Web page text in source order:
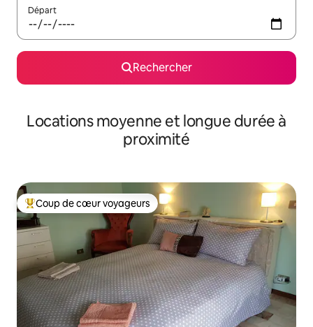
Départ
Rechercher
Locations moyenne et longue durée à
proximité
Coups de cœur voyageurs les plus appréciés
Coup de cœur voyageurs